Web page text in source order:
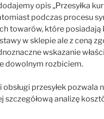
opis „Przesyłka
podczas procesu
towarów, które
w sklepie ale z ceną
wskazanie
dowolnym rozbiciem.
przesyłek pozwala
szczegółową analizę